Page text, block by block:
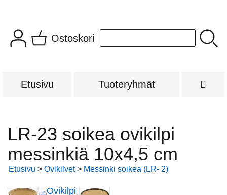
Ostoskori
Etusivu Tuoteryhmät
LR-23 soikea ovikilpi
messinkiä 10x4,5 cm
Etusivu > Ovikilvet> Messinki soikea (LR- 2)